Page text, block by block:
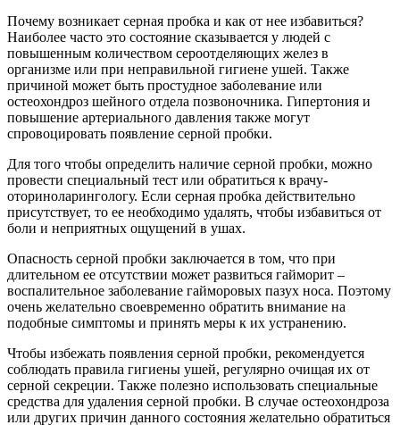
Почему возникает серная пробка и как от нее избавиться?
Наиболее часто это состояние сказывается у людей с
повышенным количеством сероотделяющих желез в
организме или при неправильной гигиене ушей. Также
причиной может быть простудное заболевание или
остеохондроз шейного отдела позвоночника. Гипертония и
повышение артериального давления также могут
спровоцировать появление серной пробки.
Для того чтобы определить наличие серной пробки, можно
провести специальный тест или обратиться к врачу-
оториноларингологу. Если серная пробка действительно
присутствует, то ее необходимо удалять, чтобы избавиться от
боли и неприятных ощущений в ушах.
Опасность серной пробки заключается в том, что при
длительном ее отсутствии может развиться гайморит –
воспалительное заболевание гайморовых пазух носа. Поэтому
очень желательно своевременно обратить внимание на
подобные симптомы и принять меры к их устранению.
Чтобы избежать появления серной пробки, рекомендуется
соблюдать правила гигиены ушей, регулярно очищая их от
серной секреции. Также полезно использовать специальные
средства для удаления серной пробки. В случае остеохондроза
или других причин данного состояния желательно обратиться